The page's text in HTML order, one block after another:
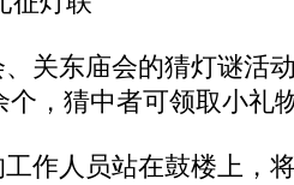
东庙会的猜灯谜活
个，猜中者可领取小礼
人员站在鼓楼上，将